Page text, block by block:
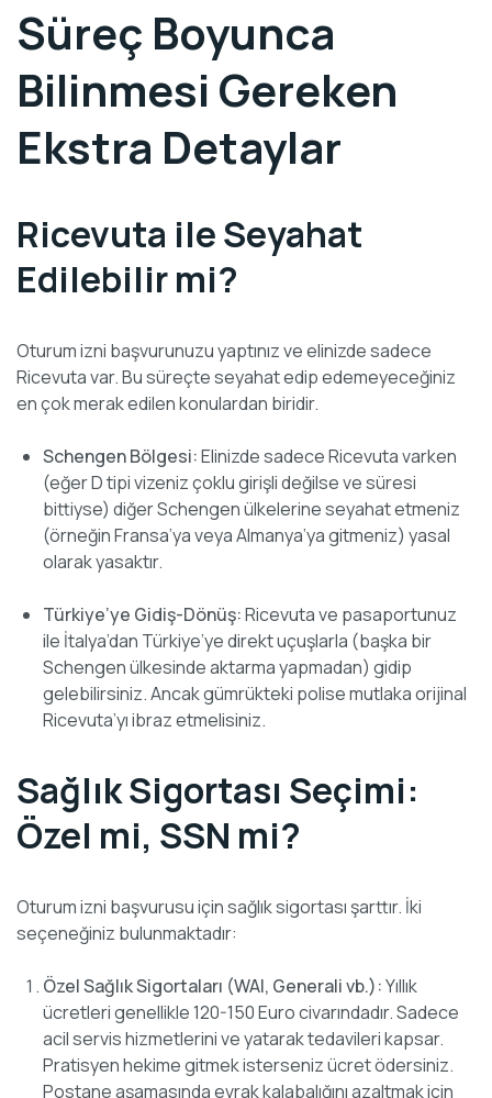
Süreç Boyunca
Bilinmesi Gereken
Ekstra Detaylar
Ricevuta ile Seyahat
Edilebilir mi?
Oturum izni başvurunuzu yaptınız ve elinizde sadece
Ricevuta var. Bu süreçte seyahat edip edemeyeceğiniz
en çok merak edilen konulardan biridir.
Schengen Bölgesi:Elinizde sadece Ricevuta varken
(eğer D tipi vizeniz çoklu girişli değilse ve süresi
bittiyse) diğer Schengen ülkelerine seyahat etmeniz
(örneğin Fransa’ya veya Almanya’ya gitmeniz) yasal
olarak yasaktır.
Türkiye’ye Gidiş-Dönüş:Ricevuta ve pasaportunuz
ile İtalya’dan Türkiye’ye direkt uçuşlarla (başka bir
Schengen ülkesinde aktarma yapmadan) gidip
gelebilirsiniz. Ancak gümrükteki polise mutlaka orijinal
Ricevuta’yı ibraz etmelisiniz.
Sağlık Sigortası Seçimi:
Özel mi, SSN mi?
Oturum izni başvurusu için sağlık sigortası şarttır. İki
seçeneğiniz bulunmaktadır:
Özel Sağlık Sigortaları (WAI, Generali vb.):Yıllık
ücretleri genellikle 120-150 Euro civarındadır. Sadece
acil servis hizmetlerini ve yatarak tedavileri kapsar.
Pratisyen hekime gitmek isterseniz ücret ödersiniz.
Postane aşamasında evrak kalabalığını azaltmak için